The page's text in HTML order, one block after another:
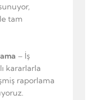
tam
– İş
kararlarla
raporlama